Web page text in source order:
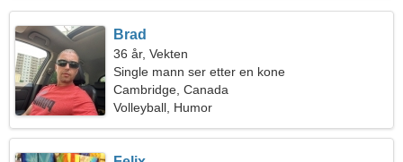
Brad
36 år, Vekten
Single mann ser etter en kone
Cambridge, Canada
Volleyball, Humor